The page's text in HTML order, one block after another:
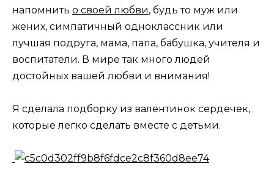
напомнить о своей любви, будь то муж или
жених, симпатичный одноклассник или
лучшая подруга, мама, папа, бабушка, учителя и
воспитатели. В мире так много людей
достойных вашей любви и внимания!
Я сделала подборку из валентинок сердечек,
которые легко сделать вместе с детьми.